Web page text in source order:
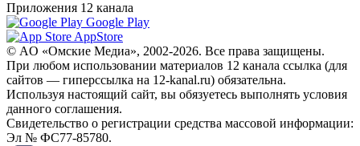
Приложения 12 канала
Google Play
AppStore
© AO «Омские Медиа», 2002-2026. Все права защищены.
При любом использовании материалов 12 канала ссылка (для
сайтов — гиперссылка на 12-kanal.ru) обязательна.
Используя настоящий сайт, вы обязуетесь выполнять условия
данного соглашения.
Свидетельство о регистрации средства массовой информации:
Эл № ФС77-85780.